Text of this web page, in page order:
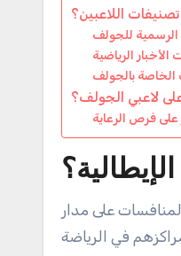
اللاعبين؟
الرسمية للجولف
الرياضية
الخاصة بالجولف
لاعبي الجولف؟
على فرص الرعاية
على مدار